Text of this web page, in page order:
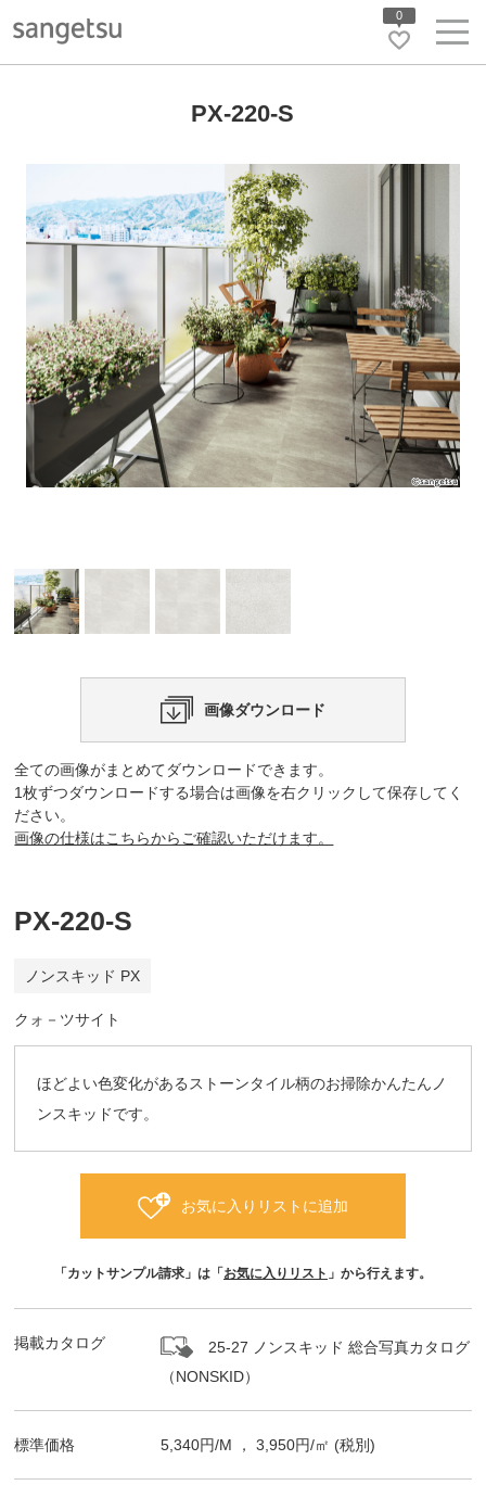
0
PX-220-S
画像ダウンロード
全ての画像がまとめてダウンロードできます。
1枚ずつダウンロードする場合は画像を右クリックして保存してく
ださい。
画像の仕様はこちらからご確認いただけます。
PX-220-S
ノンスキッド PX
クォ－ツサイト
ほどよい色変化があるストーンタイル柄のお掃除かんたんノ
ンスキッドです。
お気に入りリストに追加
「カットサンプル請求」は「 お気に入りリスト 」から行えます。
掲載カタログ
25-27 ノンスキッド 総合写真カタログ
（NONSKID）
標準価格 5,340円/M ，3,950円/㎡ (税別)